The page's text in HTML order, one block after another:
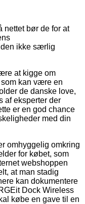
nettet bør de for at
ikke særlig
at kigge om
kan være en
de danske love,
af eksperter der
er en god chance
med din
omhyggelig omkring
for købet, som
webshoppen
at man stadig
kan dokumentere
Dock Wireless
købe en gave til en